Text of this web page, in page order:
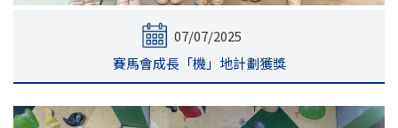
07/07/2025
賽馬會成長「機」地計劃獲獎